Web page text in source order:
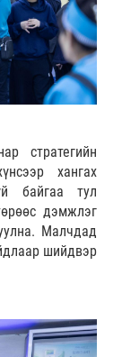
стратегийн
хангах
байгаа тул
дэмжлэг
Малчдад
шийдвэр